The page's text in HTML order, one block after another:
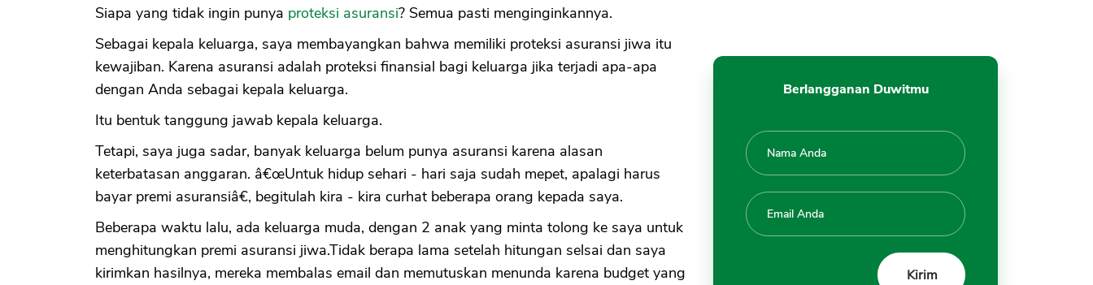
Siapa yang tidak ingin punya proteksi asuransi? Semua pasti menginginkannya.
Sebagai kepala keluarga, saya membayangkan bahwa memiliki proteksi asuransi jiwa itu
kewajiban. Karena asuransi adalah proteksi finansial bagi keluarga jika terjadi apa-apa
dengan Anda sebagai kepala keluarga.
Itu bentuk tanggung jawab kepala keluarga.
Tetapi, saya juga sadar, banyak keluarga belum punya asuransi karena alasan
keterbatasan anggaran. â€œUntuk hidup sehari - hari saja sudah mepet, apalagi harus
bayar premi asuransiâ€, begitulah kira - kira curhat beberapa orang kepada saya.
Beberapa waktu lalu, ada keluarga muda, dengan 2 anak yang minta tolong ke saya untuk
menghitungkan premi asuransi jiwa.Tidak berapa lama setelah hitungan selsai dan saya
kirimkan hasilnya, mereka membalas email dan memutuskan menunda karena budget yang
Berlangganan Duwitmu